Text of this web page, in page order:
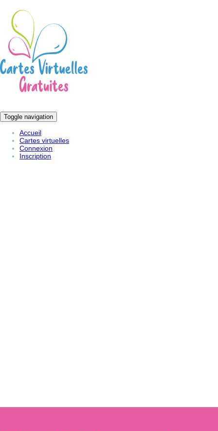
Toggle navigation
Accueil
Cartes virtuelles
Connexion
Inscription